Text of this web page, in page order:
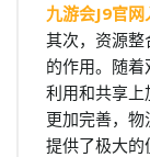
九游会J9官网
其次，资源
的作用。随
利用和共享
更加完善，
提供了极大